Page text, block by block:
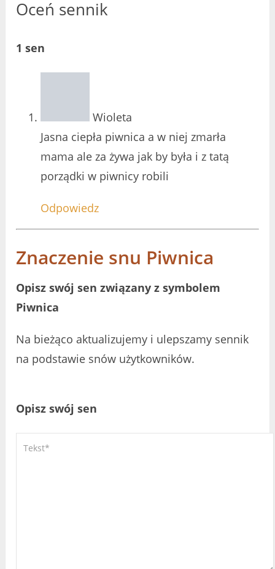
Oceń sennik
1 sen
Wioleta
Jasna ciepła piwnica a w niej zmarła
mama ale za żywa jak by była i z tatą
porządki w piwnicy robili
Odpowiedz
Znaczenie snu Piwnica
Opisz swój sen związany z symbolem
Piwnica
Na bieżąco aktualizujemy i ulepszamy sennik
na podstawie snów użytkowników.
Opisz swój sen